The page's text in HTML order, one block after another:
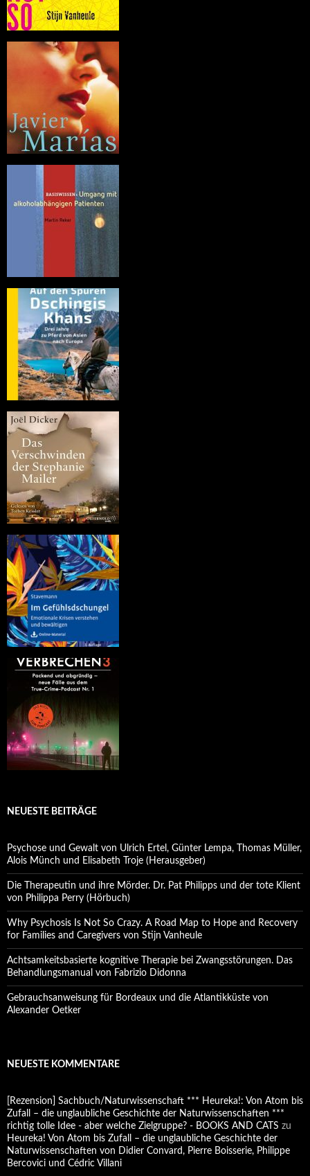
NEUESTE BEITRÄGE
Psychose und Gewalt von Ulrich Ertel, Günter Lempa, Thomas Müller,
Alois Münch und Elisabeth Troje (Herausgeber)
Die Therapeutin und ihre Mörder. Dr. Pat Philipps und der tote Klient
von Philippa Perry (Hörbuch)
Why Psychosis Is Not So Crazy. A Road Map to Hope and Recovery
for Families and Caregivers von Stijn Vanheule
Achtsamkeitsbasierte kognitive Therapie bei Zwangsstörungen. Das
Behandlungsmanual von Fabrizio Didonna
Gebrauchsanweisung für Bordeaux und die Atlantikküste von
Alexander Oetker
NEUESTE KOMMENTARE
[Rezension] Sachbuch/Naturwissenschaft *** Heureka!: Von Atom bis
Zufall – die unglaubliche Geschichte der Naturwissenschaften ***
richtig tolle Idee - aber welche Zielgruppe? - BOOKS AND CATS zu
Heureka! Von Atom bis Zufall – die unglaubliche Geschichte der
Naturwissenschaften von Didier Convard, Pierre Boisserie, Philippe
Bercovici und Cédric Villani